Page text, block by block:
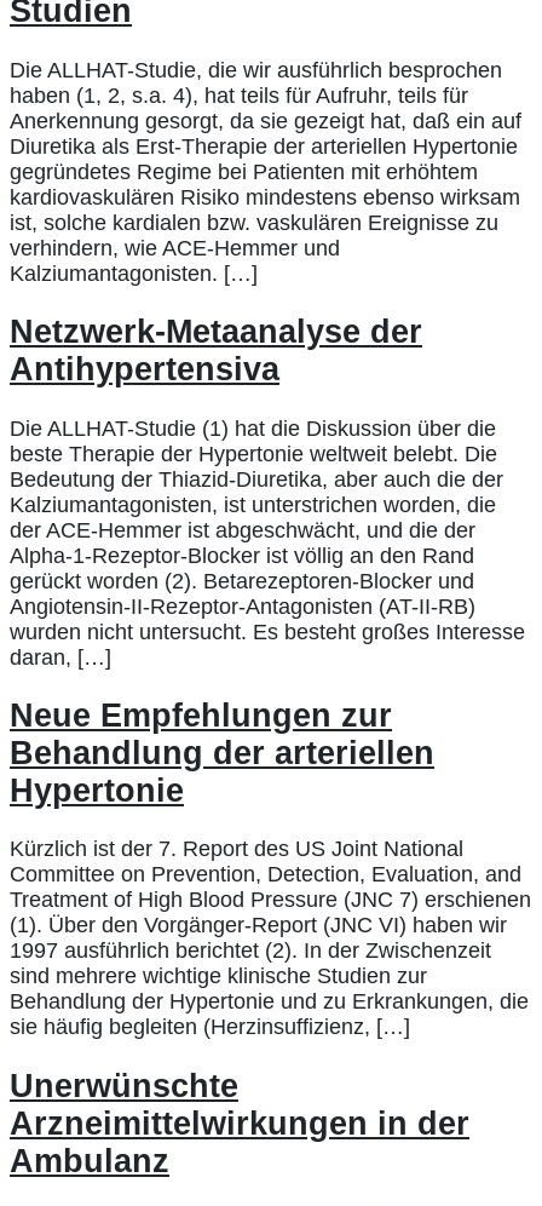
Studien
Die ALLHAT-Studie, die wir ausführlich besprochen
haben (1, 2, s.a. 4), hat teils für Aufruhr, teils für
Anerkennung gesorgt, da sie gezeigt hat, daß ein auf
Diuretika als Erst-Therapie der arteriellen Hypertonie
gegründetes Regime bei Patienten mit erhöhtem
kardiovaskulären Risiko mindestens ebenso wirksam
ist, solche kardialen bzw. vaskulären Ereignisse zu
verhindern, wie ACE-Hemmer und
Kalziumantagonisten. […]
Netzwerk-Metaanalyse der
Antihypertensiva
Die ALLHAT-Studie (1) hat die Diskussion über die
beste Therapie der Hypertonie weltweit belebt. Die
Bedeutung der Thiazid-Diuretika, aber auch die der
Kalziumantagonisten, ist unterstrichen worden, die
der ACE-Hemmer ist abgeschwächt, und die der
Alpha-1-Rezeptor-Blocker ist völlig an den Rand
gerückt worden (2). Betarezeptoren-Blocker und
Angiotensin-II-Rezeptor-Antagonisten (AT-II-RB)
wurden nicht untersucht. Es besteht großes Interesse
daran, […]
Neue Empfehlungen zur
Behandlung der arteriellen
Hypertonie
Kürzlich ist der 7. Report des US Joint National
Committee on Prevention, Detection, Evaluation, and
Treatment of High Blood Pressure (JNC 7) erschienen
(1). Über den Vorgänger-Report (JNC VI) haben wir
1997 ausführlich berichtet (2). In der Zwischenzeit
sind mehrere wichtige klinische Studien zur
Behandlung der Hypertonie und zu Erkrankungen, die
sie häufig begleiten (Herzinsuffizienz, […]
Unerwünschte
Arzneimittelwirkungen in der
Ambulanz